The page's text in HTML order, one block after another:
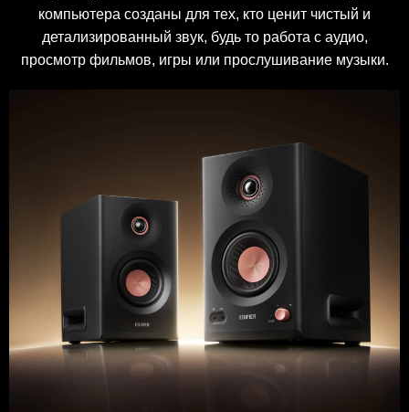
компьютера созданы для тех, кто ценит чистый и
детализированный звук, будь то работа с аудио,
просмотр фильмов, игры или прослушивание музыки.